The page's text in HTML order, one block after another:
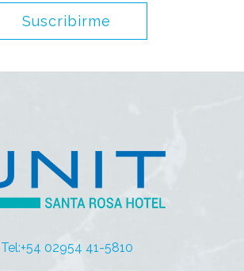
Suscribirme
Tel:+54 02954 41-5810